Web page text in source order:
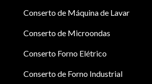
Conserto de Máquina de Lavar
Conserto de Microondas
Conserto Forno Elétrico
Conserto de Forno Industrial